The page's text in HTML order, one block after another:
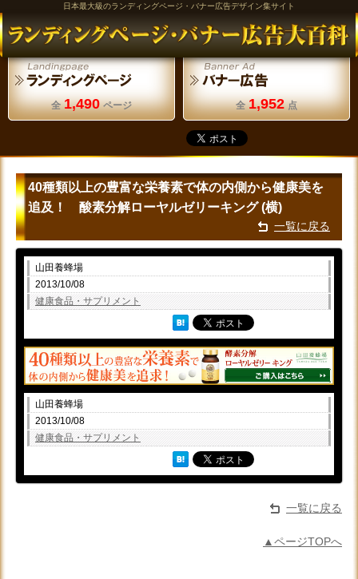
日本最大級のランディングページ・バナー広告デザイン集サイト
全 1,490 ページ 全 1,952 点
40種類以上の豊富な栄養素で体の内側から健康美を
追及！ 酸素分解ローヤルゼリーキング (横)
一覧に戻る
山田養蜂場
2013/10/08
健康食品・サプリメント
山田養蜂場
2013/10/08
健康食品・サプリメント
一覧に戻る
▲ページTOPへ